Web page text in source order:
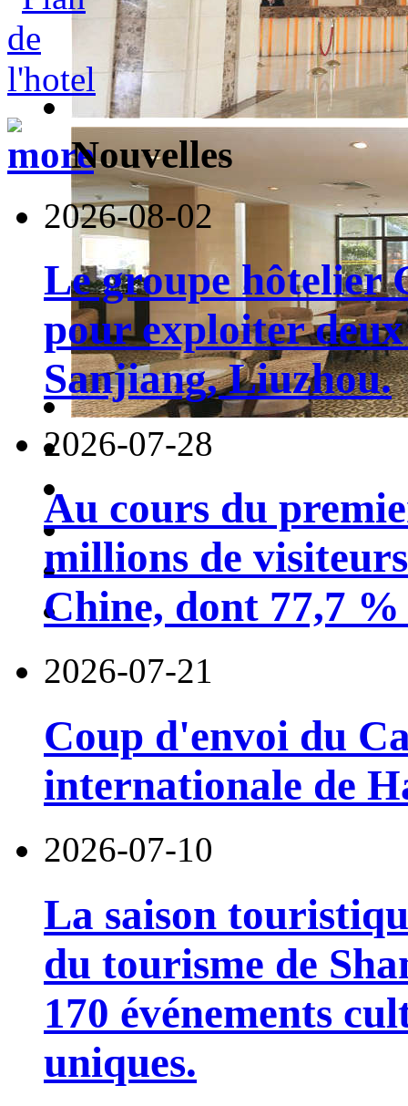
Nouvelles
2026-08-02
Le groupe hôtelier
pour exploiter
Sanjiang, Liuzhou.
2026-07-28
Au cours du
millions de
Chine, dont 77,7 %
2026-07-21
Coup d'envoi du
internationale de
2026-07-10
La saison
du tourisme de
170 événements
uniques.